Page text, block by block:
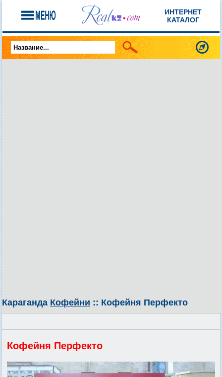
ИНТЕРНЕТ
КАТАЛОГ
Караганда Кофейни :: Кофейня Перфекто
Кофейня Перфекто